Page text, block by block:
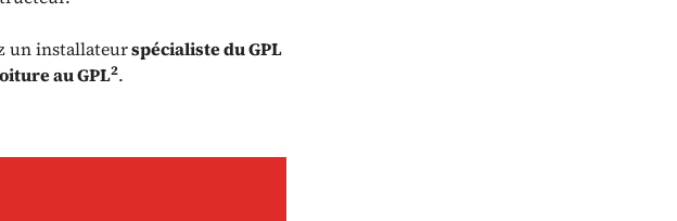
un installateurspécialiste du GPL
au GPL2.